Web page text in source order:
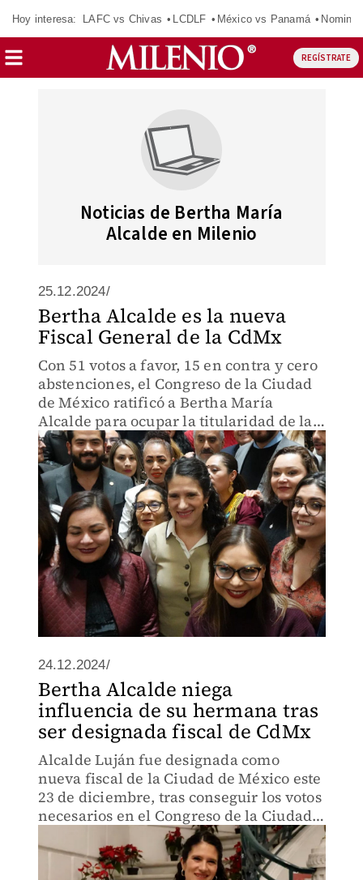
Hoy interesa: LAFC vs Chivas LCDLF México vs Panamá
REGÍSTRATE
Noticias de Bertha María
Alcalde en Milenio
25.12.2024/
Bertha Alcalde es la nueva
Fiscal General de la CdMx
Con 51 votos a favor, 15 en contra y cero
abstenciones, el Congreso de la Ciudad
de México ratificó a Bertha María
Alcalde para ocupar la titularidad de la
Fiscalía General de Justicia capitalina
por un periodo de 4 años, a partir de
enero de 2025.
24.12.2024/
Bertha Alcalde niega
influencia de su hermana tras
ser designada fiscal de CdMx
Alcalde Luján fue designada como
nueva fiscal de la Ciudad de México este
23 de diciembre, tras conseguir los votos
necesarios en el Congreso de la Ciudad